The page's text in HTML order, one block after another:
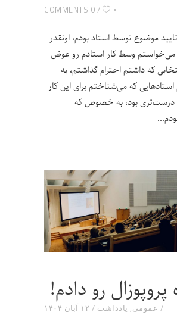
0 COMMENTS
۰
موضوع توسط استاد بودم، اونقدر
وسط کار استادم رو عوض
که داشتم احترام گذاشتم، به
که می‌شناختم برای این کار
درست‌تری بود، به خصوص که
پروپوزال رو دادم!
۱۲ آبان ۱۴۰۴ عمومی, یادداشت